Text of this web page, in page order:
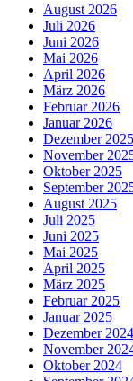
August 2026
Juli 2026
Juni 2026
Mai 2026
April 2026
März 2026
Februar 2026
Januar 2026
Dezember 2025
November
Oktober 2025
September
August 2025
Juli 2025
Juni 2025
Mai 2025
April 2025
März 2025
Februar 2025
Januar 2025
Dezember 2024
November
Oktober 2024